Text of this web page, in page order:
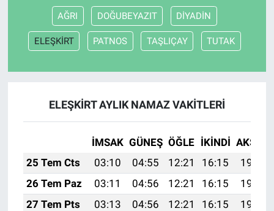
AĞRI DOĞUBEYAZIT DİYADİN
ELEŞKİRT PATNOS TAŞLIÇAY TUTAK
ELEŞKİRT AYLIK NAMAZ VAKITLERI
İMSAK GÜNEŞ ÖĞLE İKINDI AKŞAM
25 Tem Cts
03:10 04:55 12:21 16:15
19:37
26 Tem Paz
03:11 04:56 12:21 16:15
19:36
27 Tem Pts
03:13 04:56 12:21 16:15
19:35